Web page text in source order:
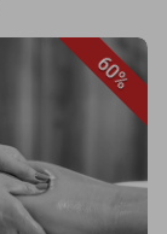
60%